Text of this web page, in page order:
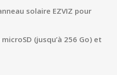
solaire EZVIZ pour
(jusqu’à 256 Go) et